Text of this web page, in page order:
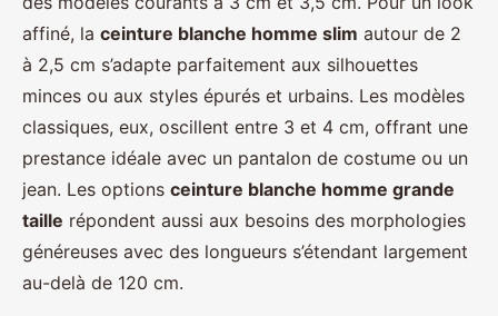
affiné, la ceinture blanche homme slim autour de 2
à 2,5 cm s’adapte parfaitement aux silhouettes
minces ou aux styles épurés et urbains. Les modèles
classiques, eux, oscillent entre 3 et 4 cm, offrant une
prestance idéale avec un pantalon de costume ou un
jean. Les options ceinture blanche homme grande
taille répondent aussi aux besoins des morphologies
généreuses avec des longueurs s’étendant largement
au-delà de 120 cm.